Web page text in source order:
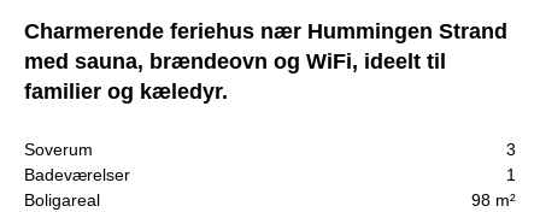
Charmerende feriehus nær Hummingen Strand
med sauna, brændeovn og WiFi, ideelt til
familier og kæledyr.
Soverum
3
Badeværelser
1
Boligareal
98 m²